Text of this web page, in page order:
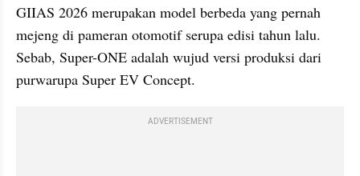
GIIAS 2026 merupakan model berbeda yang pernah
mejeng di pameran otomotif serupa edisi tahun lalu.
Sebab, Super-ONE adalah wujud versi produksi dari
purwarupa Super EV Concept.
ADVERTISEMENT